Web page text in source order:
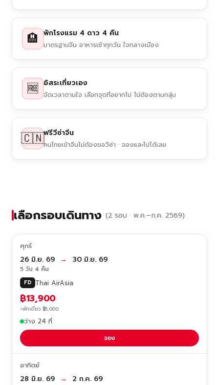
🏨 พักโรงแรม 4 ดาว 4 คืน
มาตรฐานจีน อาหารเช้าทุกวัน ใจกลางเมือง
🆓 อิสระเที่ยวเอง
จัดเวลาตามใจ เลือกจุดที่อยากไป ไม่ต้องตามกลุ่ม
🇨🇳ฟรีวีซ่าจีน
คนไทยเข้าจีนไม่ต้องขอวีซ่า · จองและไปได้เลย
เลือกรอบเดินทาง (2 รอบ · พ.ค.–ก.ค. 2569)
ศุกร์
26 มิ.ย. 69 → 30 มิ.ย. 69
5 วัน 4 คืน
FD Thai AirAsia
฿13,900
+พักเดี่ยว ฿5,000
ว่าง 24 ที่
จอง
อาทิตย์
28 มิ.ย. 69 → 2 ก.ค. 69